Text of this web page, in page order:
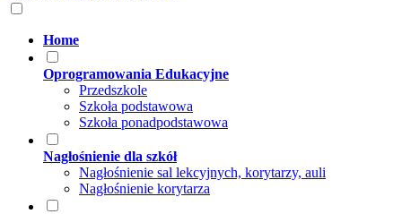
Home
Oprogramowania Edukacyjne
Przedszkole
Szkoła podstawowa
Szkoła ponadpodstawowa
Nagłośnienie dla szkół
Nagłośnienie sal lekcyjnych, korytarzy, auli
Nagłośnienie korytarza